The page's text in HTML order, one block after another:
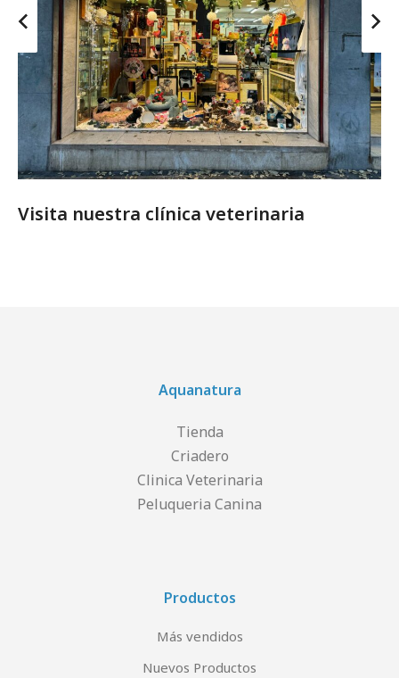
Visita nuestra clínica veterinaria
Aquanatura
Tienda
Criadero
Clinica Veterinaria
Peluqueria Canina
Productos
Más vendidos
Nuevos Productos